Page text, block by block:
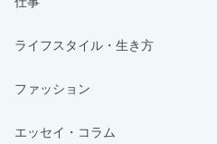
ライフスタイル・生き方
ファッション
エッセイ・コラム